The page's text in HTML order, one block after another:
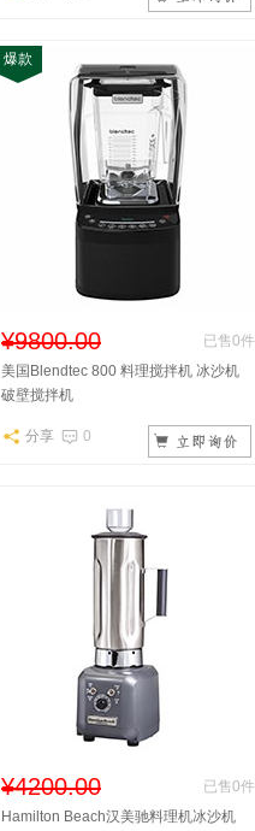
爆款
¥9800.00
已售0件
美国Blendtec 800 料理搅拌机 冰沙机
破壁搅拌机
分享 0
¥4200.00
已售0件
Hamilton Beach汉美驰料理机冰沙机